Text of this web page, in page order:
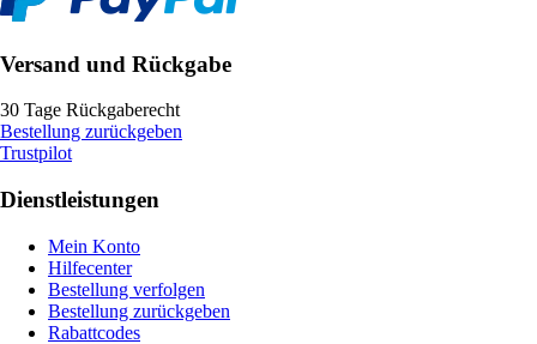
Versand und Rückgabe
30 Tage Rückgaberecht
Bestellung zurückgeben
Trustpilot
Dienstleistungen
Mein Konto
Hilfecenter
Bestellung verfolgen
Bestellung zurückgeben
Rabattcodes